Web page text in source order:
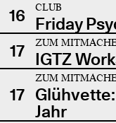
16
CLUB
Friday
17
ZUM
IGTZ
17
ZUM
Jahr